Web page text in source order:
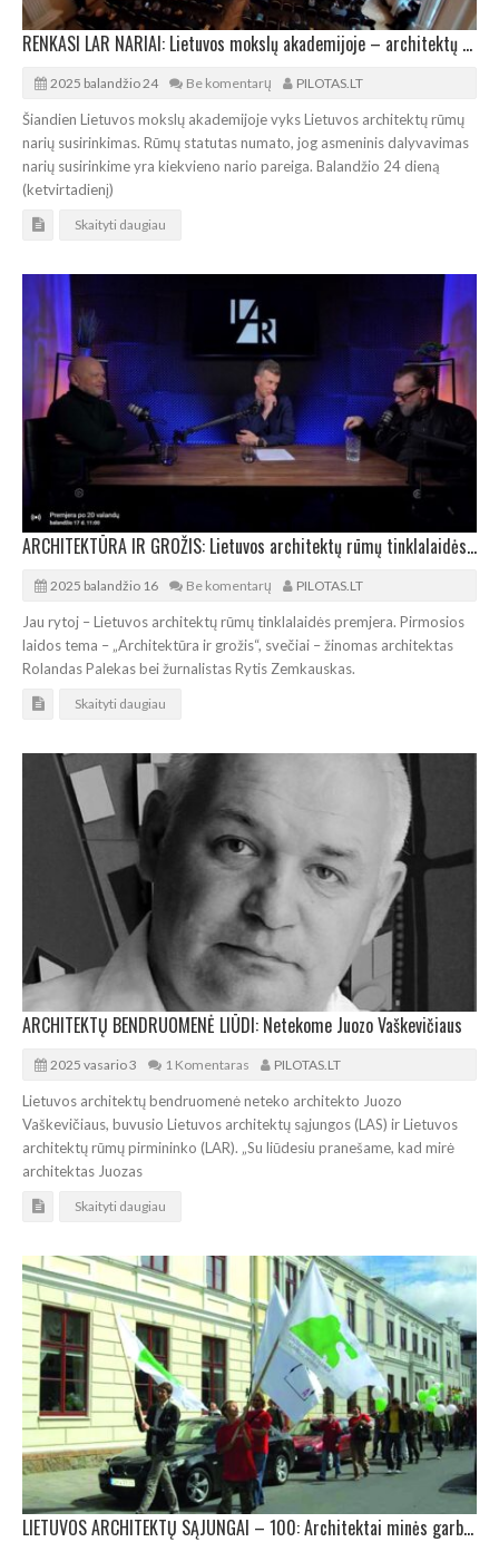
RENKASI LAR NARIAI: Lietuvos mokslų akademijoje – architektų antplūdis
2025 balandžio 24 Be komentarų PILOTAS.LT
Šiandien Lietuvos mokslų akademijoje vyks Lietuvos architektų rūmų
narių susirinkimas. Rūmų statutas numato, jog asmeninis dalyvavimas
narių susirinkime yra kiekvieno nario pareiga. Balandžio 24 dieną
(ketvirtadienį)
Skaityti daugiau
ARCHITEKTŪRA IR GROŽIS: Lietuvos architektų rūmų tinklalaidės premjera
2025 balandžio 16 Be komentarų PILOTAS.LT
Jau rytoj – Lietuvos architektų rūmų tinklalaidės premjera. Pirmosios
laidos tema – „Architektūra ir grožis“, svečiai – žinomas architektas
Rolandas Palekas bei žurnalistas Rytis Zemkauskas.
Skaityti daugiau
ARCHITEKTŲ BENDRUOMENĖ LIŪDI: Netekome Juozo Vaškevičiaus
2025 vasario 3 1 Komentaras PILOTAS.LT
Lietuvos architektų bendruomenė neteko architekto Juozo
Vaškevičiaus, buvusio Lietuvos architektų sąjungos (LAS) ir Lietuvos
architektų rūmų pirmininko (LAR). „Su liūdesiu pranešame, kad mirė
architektas Juozas
Skaityti daugiau
LIETUVOS ARCHITEKTŲ SĄJUNGAI – 100: Architektai minės garbingą jubiliejų